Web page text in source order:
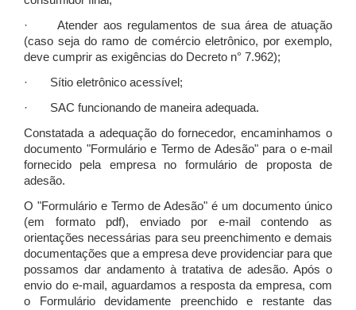
· Atender aos regulamentos de sua área de atuação
(caso seja do ramo de comércio eletrônico, por exemplo,
deve cumprir as exigências do Decreto n° 7.962);
· Sítio eletrônico acessível;
· SAC funcionando de maneira adequada.
Constatada a adequação do fornecedor, encaminhamos o
documento "Formulário e Termo de Adesão" para o e-mail
fornecido pela empresa no formulário de proposta de
adesão.
O "Formulário e Termo de Adesão" é um documento único
(em formato pdf), enviado por e-mail contendo as
orientações necessárias para seu preenchimento e demais
documentações que a empresa deve providenciar para que
possamos dar andamento à tratativa de adesão. Após o
envio do e-mail, aguardamos a resposta da empresa, com
o Formulário devidamente preenchido e restante das